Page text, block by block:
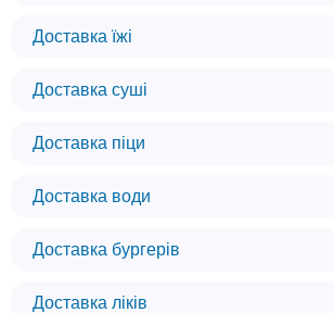
Доставка їжі
Доставка суші
Доставка піци
Доставка води
Доставка бургерів
Доставка ліків